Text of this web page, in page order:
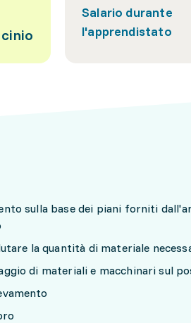
Salario durante
l'apprendistato
sulla base dei piani forniti
la quantità di materiale
di materiali e macchinari sul